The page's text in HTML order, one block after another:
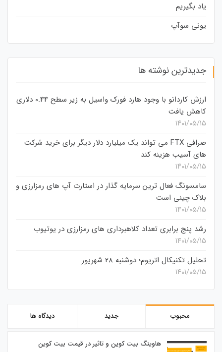
یاد بگیریم
یونی سوآپ
جدیدترین نوشته ها
ارزش کاردانو با وجود هارد فورک واسیل به زیر سطح 0.44 دلاری
کاهش یافت
۱۴۰۱/۰۵/۱۵
صرافی FTX می تواند یک میلیارد دلار دیگر برای خرید شرکت
های آسیب هزینه کند
۱۴۰۱/۰۵/۱۵
سامسونگ فعال‌ ترین سرمایه‌ گذار در استارت‌ آپ‌ های رمزارزی و
بلاک چینی است
۱۴۰۱/۰۵/۱۵
رشد پنج برابری تعداد کلاهبرداری های رمزارزی در یوتیوب
۱۴۰۱/۰۵/۱۵
تحلیل تکنیکال اتریوم؛ دوشنبه 28 شهریور
۱۴۰۱/۰۵/۱۵
محبوب جدید دیدگاه ها
هاوینگ بیت کوین و تاثیر در قیمت بیت کوین